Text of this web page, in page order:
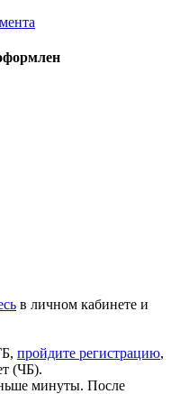
в личном кабинете и
пройдите регистрацию,
(ЧБ).
минуты. После